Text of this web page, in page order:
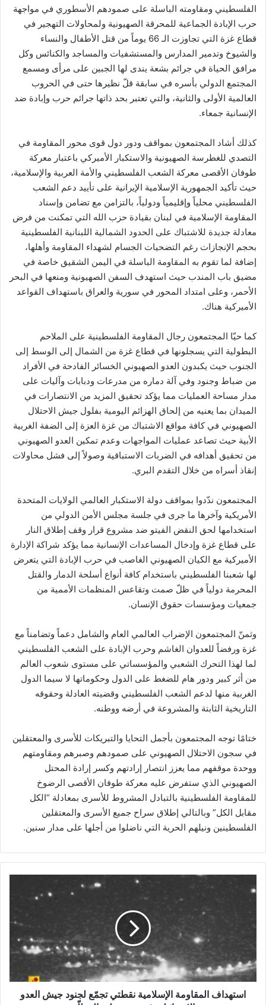
الفلسطيني ومقاومته الباسلة على صمودهم الأسطوري في مواجهة
حرب الإبادة الجماعية للمحرقة الصهيونية ولمحاولات التهجير في
قطاع غزة التي تجاوزت الـ 66 يوماً من قتل الأطفال والنساء
والشيوخ وتدمير المدارس والمستشفيات والمساجد والكنائس وكل
مرافق الحياة في جرائم بشعة يندى لها الجبين على مرأى ومسمع
المجتمع الدولي بأسره في سابقة قلّ نظيرها حتى في الحروب
العالمية الأولى والثانية، والتي تعتبر بحد ذاتها جرائم حرب وإبادة ضد
الإنسانية جمعاء.
كذلك أشاد المجتمعون بمواقف ودور دول قوى محور المقاومة في
التصدي للغطرسة الصهيونية والاستكبار الأميركي باعتبار معركة
طوفان الأقصى معركة الشعب الفلسطيني والأمة العربية والإسلامية،
حيث تأكيد الجمهورية الإسلامية الإيرانية على تأييد دعم الشعب
الفلسطيني محلياً وإقليمياً ودولياً، بالتزامن مع تضامن وإسناد
المقاومة الإسلامية في لبنان بقيادة حزب الله التي تمكنت من فرض
معادلة جديدة للاشتباك على الحدود الشمالية اللبنانية الفلسطينية
بحجم الإنجازات رغم التضحيات الجسام لشهداء المقاومة وأهلها،
إضافة لما تقوم به المقاومة الباسلة في اليمن الشقيق خاصة في
مضيق باب المندب حيث استهدف السفن الصهيونية ومنعها في البحر
الأحمر، وعلى امتداد المحور في سورية والعراق باستهداف القواعد
الأميركية هناك.
كما حيّا المجتمعون رجال المقاومة الفلسطينية على الملاحم
البطولية التي يسجلونها في قطاع غزة من الشمال إلى الوسط إلى
الجنوب حيث يكبدون العدو الصهيوني الخسائر الفادحة في الأفراد
من ضباط وجنود وفي آلة دماره من مدرعات ودبابات وآليات على
مدار مساحة العمليات مما يؤكد تحقيق المزيد من الانتصارات في
الميدان بما يعنيه من إلحاق الهزائم اليومية بفلول جيش الاحتلال
الصهيوني في كافة مواقع الاشتباك من غزة العزة إلى الضفة الغربية
الأبية حيث تصاعد عمليات المواجهات وعدم تمكين العدو الصهيوني
من تحقيق أهدافه في الضربات الاستباقية وصولاً إلى فشل محاولات
إنقاذ أسراه من خلال التقدم البري.
المجتمعون ندّدوا بمواقف دولة الاستكبار العالمي الولايات المتحدة
الأمريكية وآخرها ما جرى في جلسة مجلس الأمن الدولي من
استخدامها لحق النقض الفيتو ضد مشروع قرار وقف إطلاق النار
على قطاع غزة وإدخال المساعدات الإنسانية مما يؤكد شراكة الإدارة
الأميركية مع الكيان الصهيوني الغاصب في حرب الإبادة التي يتعرض
لها شعبنا الفلسطيني باستخدام كافة أنواع أسلحة الدمار والقتل
المحرمة دولياً في ظلّ صمت وتقاعس المنظمات الأممية من
جمعيات ومؤسسات حقوق الإنسان.
وثمنّ المجتمعون الإضراب العالمي العام والشامل دعماً وتضامناً مع
غزة ورفضاً للعدوان الغاشم وحرب الإبادة على الشعب الفلسطيني
لما لهذا التحرك الشعبي والمؤسساتي على مستوى شعوب العالم
من أثر كبير ودور هام للضغط على الدول وحكوماتها لا سيما الدول
الغربية منها لدعم الشعب الفلسطيني وقضيته العادلة وحقوقه
التاريخية الثابتة والمشروعة في أرضه ووطنه.
ختامًا توجه المجتمعون بأجمل التحايا والتبريكات للأسرى والمعتقلين
في سجون الاحتلال الصهيوني على صمودهم وصبرهم ومقاومتهم
ووحدة موقفهم مما يعزز انتصار إرادتهم وكسر إرادة المحتل
الصهيوني الذي ستفرض عليه معركة طوفان الأقصى الرضوخ
للمقاومة الفلسطينية بالتبادل المشروط للأسرى بمعادلة “الكل
مقابل الكل” وبالتالي إطلاق سراح جميع الأسرى والمعتقلين
الفلسطينين ونيلهم الحرية التي ناضلوا من أجلها على مدار سنين.
س
ا
ل
استهداف المقاومة الإسلامية نقطتي تجمّع لجنود جيش العدو